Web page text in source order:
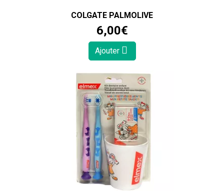
COLGATE PALMOLIVE
6,00€
Ajouter